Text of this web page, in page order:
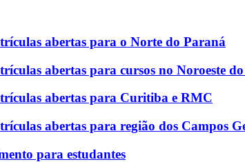
abertas para o Norte do Paraná
abertas para cursos no Noroeste
abertas para Curitiba e RMC
abertas para região dos Campos
para estudantes